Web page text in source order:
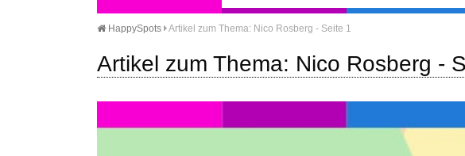
HappySpots Artikel zum Thema: Nico Rosberg - Seite 1
Artikel zum Thema: Nico Rosberg -